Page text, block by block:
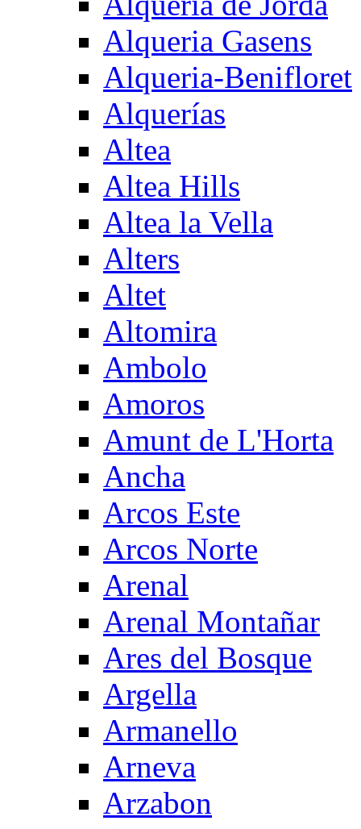
Alqueria Gasens
Alqueria-Benifloret
Alquerías
Altea
Altea Hills
Altea la Vella
Alters
Altet
Altomira
Ambolo
Amoros
Amunt de L'Horta
Ancha
Arcos Este
Arcos Norte
Arenal
Arenal Montañar
Ares del Bosque
Argella
Armanello
Arneva
Arzabon